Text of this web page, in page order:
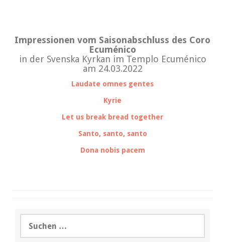
Impressionen vom Saisonabschluss des Coro
Ecuménico
in der Svenska Kyrkan im Templo Ecuménico
am 24.03.2022
Laudate omnes gentes
Kyrie
Let us break bread together
Santo, santo, santo
Dona nobis pacem
nach: